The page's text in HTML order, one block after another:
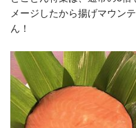
メージしたから揚げマウン
ん！